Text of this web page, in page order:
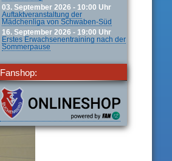
03. September 2026 - 10:00 Uhr
Auftaktveranstaltung der
Mädchenliga von Schwaben-Süd
16. September 2026 - 19:00 Uhr
Erstes Erwachsenentraining nach der
Sommerpause
Fanshop: